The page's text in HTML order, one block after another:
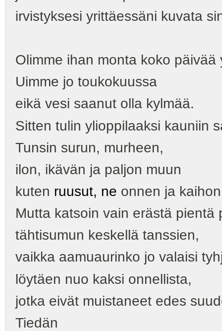
irvistyksesi yrittäessäni kuvata
Olimme ihan monta koko päivää
Uimme jo toukokuussa
eikä vesi saanut olla kylmää.
Sitten tulin ylioppilaaksi kauniin
Tunsin surun, murheen,
ilon, ikävän ja paljon muun
kuten ruusut, ne onnen ja
Mutta katsoin vain erästä pientä
tähtisumun keskellä tanssien,
vaikka aamuaurinko jo valaisi
löytäen nuo kaksi onnellista,
jotka eivät muistaneet edes
Tiedän